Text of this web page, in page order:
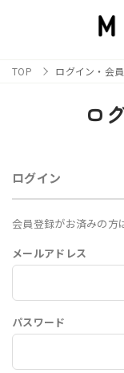
TOP ログイン・会
ロ
ログイン
会員登録がお済みの方
メールアドレス
パスワード